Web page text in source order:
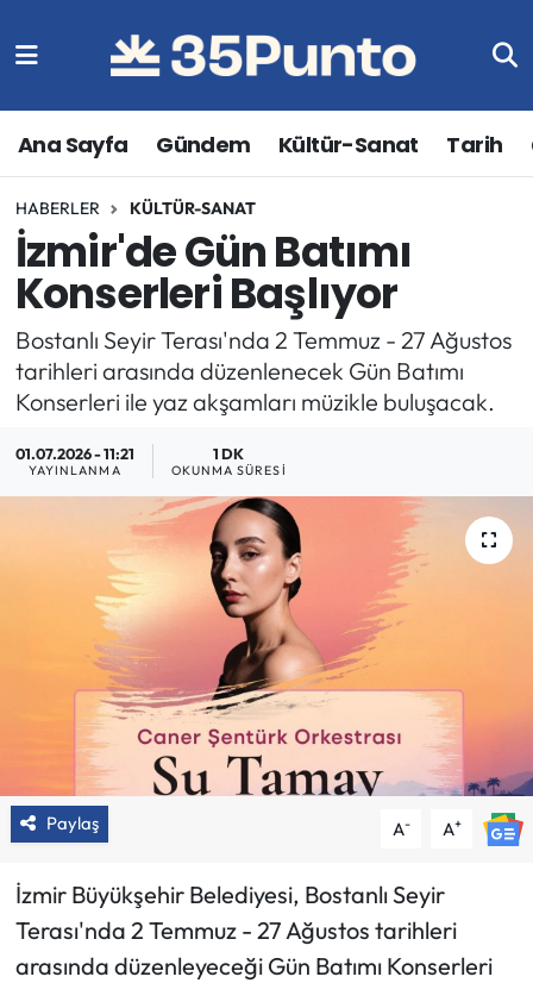
Ana Sayfa Gündem Kültür-Sanat Tarih
HABERLER KÜLTÜR-SANAT
İzmir'de Gün Batımı
Konserleri Başlıyor
Bostanlı Seyir Terası'nda 2 Temmuz - 27 Ağustos
tarihleri arasında düzenlenecek Gün Batımı
Konserleri ile yaz akşamları müzikle buluşacak.
01.07.2026 - 11:21
YAYINLANMA
1 DK
OKUNMA SÜRESI
Paylaş A- A+
İzmir Büyükşehir Belediyesi, Bostanlı Seyir
Terası'nda 2 Temmuz - 27 Ağustos tarihleri
arasında düzenleyeceği Gün Batımı Konserleri